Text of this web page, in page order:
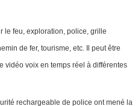
le feu, exploration, police, grille
de fer, tourisme, etc. Il peut être
vidéo voix en temps réel à différentes
rechargeable de police ont mené la